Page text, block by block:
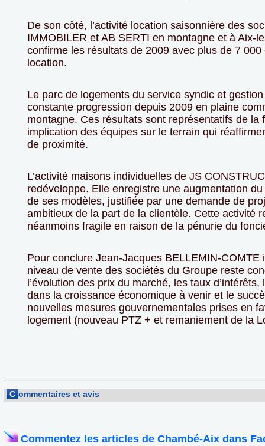
De son côté, l’activité location saisonnière des
IMMOBILER et AB SERTI en montagne et à Aix-
confirme les résultats de 2009 avec plus de 7 000
location.
Le parc de logements du service syndic et
constante progression depuis 2009 en plaine
montagne. Ces résultats sont représentatifs de la
implication des équipes sur le terrain qui
de proximité.
L’activité maisons individuelles de JS
redéveloppe. Elle enregistre une augmentation
de ses modèles, justifiée par une demande de
ambitieux de la part de la clientèle. Cette activité
néanmoins fragile en raison de la pénurie du
Pour conclure Jean-Jacques BELLEMIN-COMTE
niveau de vente des sociétés du Groupe reste
l’évolution des prix du marché, les taux d’intérêts,
dans la croissance économique à venir et le
nouvelles mesures gouvernementales prises en
logement (nouveau PTZ + et remaniement de la
C ommentaires et avis
Commentez les articles de Chambé-Aix dans